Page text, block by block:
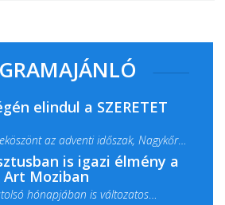
elindul a SZERETET
az adventi időszak, Nagykőrös
ünnepi fénnyel és közös...
is igazi élmény a
Art Moziban
hónapjában is változatos